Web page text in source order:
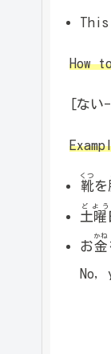
How
[ない
靴
くつ
を
土曜
どよう
お金
か
No,